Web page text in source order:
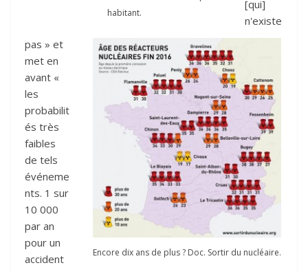
habitant.
Encore dix ans de plus ? Doc. Sortir du nucléaire.
[qui]
n'existe
pas » et
met en
avant «
les
probabilit
és très
faibles
de tels
événeme
nts. 1 sur
10 000
par an
pour un
accident